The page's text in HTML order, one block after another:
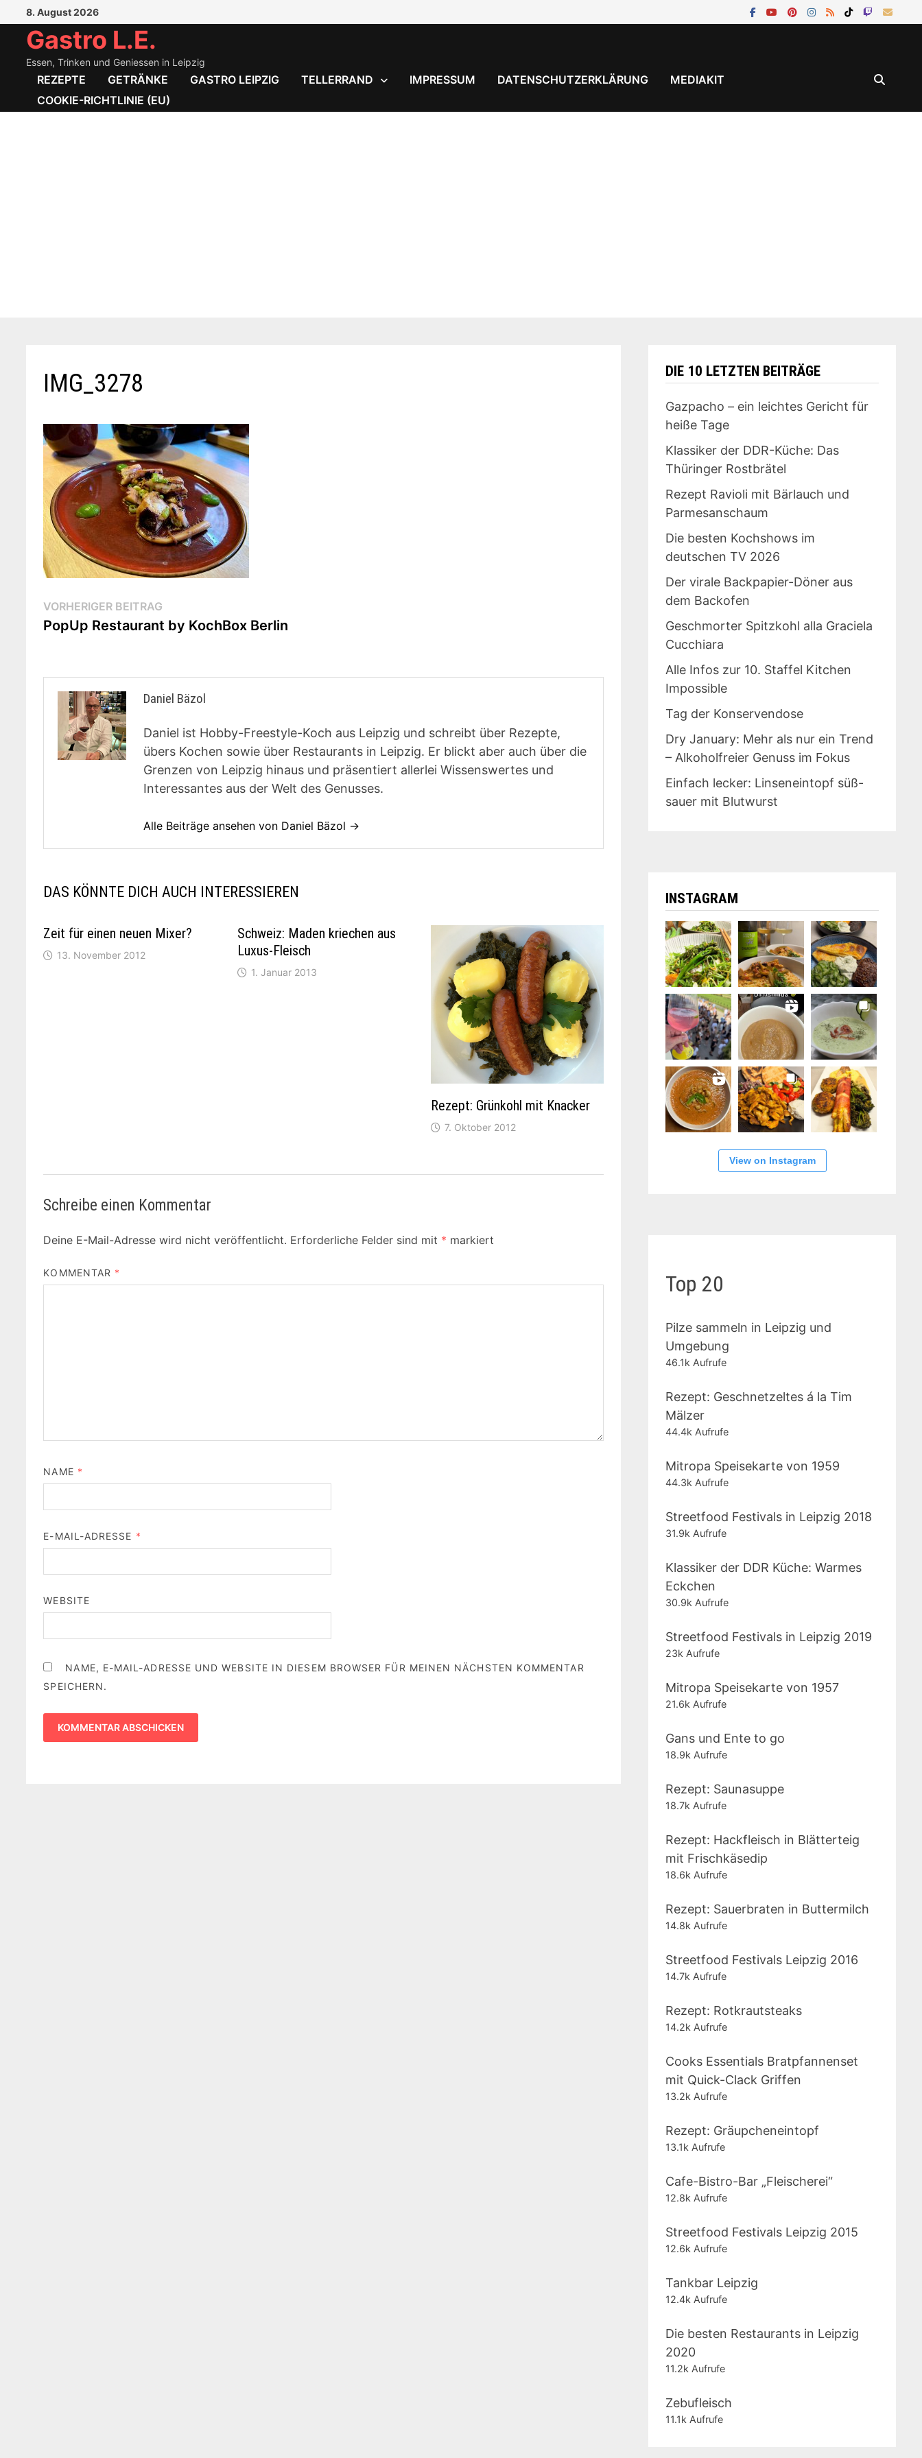
Inhalt
springen
8. August 2026
Gastro L.E.
Essen, Trinken und Geniessen in Leipzig
REZEPTE GETRÄNKE GASTRO LEIPZIG TELLERRAND IMPRESSUM DATENSCHUTZERKLÄRUNG
MEDIAKIT
COOKIE-RICHTLINIE (EU)
IMG_3278
Beitragsnavigation
VORHERIGER BEITRAG
Beitrag:
PopUp Restaurant by KochBox Berlin
Daniel Bäzol
Daniel ist Hobby-Freestyle-Koch aus Leipzig und schreibt über Rezepte,
übers Kochen sowie über Restaurants in Leipzig. Er blickt aber auch über die
Grenzen von Leipzig hinaus und präsentiert allerlei Wissenswertes und
Interessantes aus der Welt des Genusses.
Alle Beiträge ansehen von Daniel Bäzol →
DAS KÖNNTE DICH AUCH INTERESSIEREN
Zeit für einen neuen Mixer?
13. November 2012
Schweiz: Maden kriechen aus
Luxus-Fleisch
1. Januar 2013
Rezept: Grünkohl mit Knacker
7. Oktober 2012
Schreibe einen Kommentar
Deine E-Mail-Adresse wird nicht veröffentlicht. Erforderliche Felder sind mit * markiert
KOMMENTAR *
NAME *
E-MAIL-ADRESSE *
WEBSITE
NAME, E-MAIL-ADRESSE UND WEBSITE IN DIESEM BROWSER FÜR MEINEN NÄCHSTEN KOMMENTAR
SPEICHERN.
DIE 10 LETZTEN BEITRÄGE
Gazpacho – ein leichtes Gericht für
heiße Tage
Klassiker der DDR-Küche: Das
Thüringer Rostbrätel
Rezept Ravioli mit Bärlauch und
Parmesanschaum
Die besten Kochshows im
deutschen TV 2026
Der virale Backpapier-Döner aus
dem Backofen
Geschmorter Spitzkohl alla Graciela
Cucchiara
Alle Infos zur 10. Staffel Kitchen
Impossible
Tag der Konservendose
Dry January: Mehr als nur ein Trend
– Alkoholfreier Genuss im Fokus
Einfach lecker: Linseneintopf süß-
sauer mit Blutwurst
INSTAGRAM
View on Instagram
Top 20
Pilze sammeln in Leipzig und
Umgebung
46.1k Aufrufe
Rezept: Geschnetzeltes á la Tim
Mälzer
44.4k Aufrufe
Mitropa Speisekarte von 1959
44.3k Aufrufe
Streetfood Festivals in Leipzig 2018
31.9k Aufrufe
Klassiker der DDR Küche: Warmes
Eckchen
30.9k Aufrufe
Streetfood Festivals in Leipzig 2019
23k Aufrufe
Mitropa Speisekarte von 1957
21.6k Aufrufe
Gans und Ente to go
18.9k Aufrufe
Rezept: Saunasuppe
18.7k Aufrufe
Rezept: Hackfleisch in Blätterteig
mit Frischkäsedip
18.6k Aufrufe
Rezept: Sauerbraten in Buttermilch
14.8k Aufrufe
Streetfood Festivals Leipzig 2016
14.7k Aufrufe
Rezept: Rotkrautsteaks
14.2k Aufrufe
Cooks Essentials Bratpfannenset
mit Quick-Clack Griffen
13.2k Aufrufe
Rezept: Gräupcheneintopf
13.1k Aufrufe
Cafe-Bistro-Bar „Fleischerei“
12.8k Aufrufe
Streetfood Festivals Leipzig 2015
12.6k Aufrufe
Tankbar Leipzig
12.4k Aufrufe
Die besten Restaurants in Leipzig
2020
11.2k Aufrufe
Zebufleisch
11.1k Aufrufe